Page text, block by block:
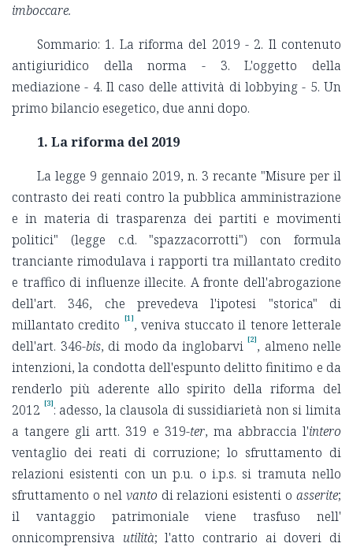
imboccare.
Sommario: 1. La riforma del 2019 - 2. Il contenuto
antigiuridico della norma - 3. L'oggetto della
mediazione - 4. Il caso delle attività di lobbying - 5. Un
primo bilancio esegetico, due anni dopo.
1. La riforma del 2019
La legge 9 gennaio 2019, n. 3 recante "Misure per il
contrasto dei reati contro la pubblica amministrazione
e in materia di trasparenza dei partiti e movimenti
politici" (legge c.d. "spazzacorrotti") con formula
tranciante rimodulava i rapporti tra millantato credito
e traffico di influenze illecite. A fronte dell'abrogazione
dell'art. 346, che prevedeva l'ipotesi "storica" di
millantato credito [1], veniva stuccato il tenore letterale
dell'art. 346-bis, di modo da inglobarvi [2], almeno nelle
intenzioni, la condotta dell'espunto delitto finitimo e da
renderlo più aderente allo spirito della riforma del
2012 [3]: adesso, la clausola di sussidiarietà non si limita
a tangere gli artt. 319 e 319-ter, ma abbraccia l'intero
ventaglio dei reati di corruzione; lo sfruttamento di
relazioni esistenti con un p.u. o i.p.s. si tramuta nello
sfruttamento o nel vanto di relazioni esistenti o asserite;
il vantaggio patrimoniale viene trasfuso nell'
onnicomprensiva utilità; l'atto contrario ai doveri di